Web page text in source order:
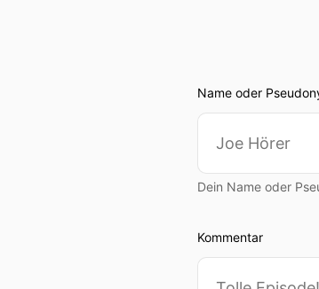
Name oder
Dein Name oder
Kommentar